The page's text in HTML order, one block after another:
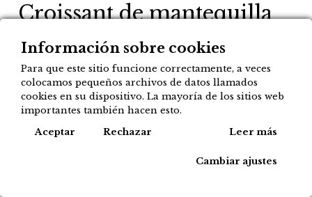
Croissant de mantequilla
2,20€
Agregar a mi lista
Tipos de compra disponibles para este
Información sobre cookies
Para que este sitio funcione correctamente, a veces
colocamos pequeños archivos de datos llamados
cookies en su dispositivo. La mayoría de los sitios web
importantes también hacen esto.
Aceptar
Rechazar Leer más
Cambiar ajustes